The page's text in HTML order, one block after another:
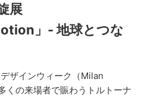
展
」- 地球とつな
ザインウィーク（Milan
くの来場者で賑わうトルトーナ